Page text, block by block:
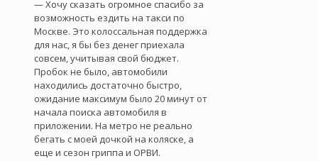
— Хочу сказать огромное спасибо за
возможность ездить на такси по
Москве. Это колоссальная поддержка
для нас, я бы без денег приехала
совсем, учитывая свой бюджет.
Пробок не было, автомобили
находились достаточно быстро,
ожидание максимум было 20 минут от
начала поиска автомобиля в
приложении. На метро не реально
бегать с моей дочкой на коляске, а
еще и сезон гриппа и ОРВИ.